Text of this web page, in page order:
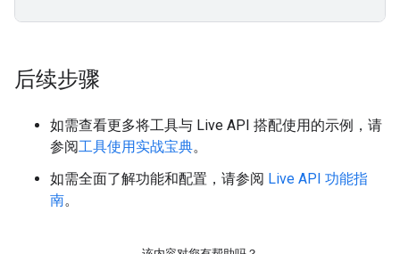
后续步骤
如需查看更多将工具与 Live API 搭配使用的示例，请
参阅工具使用实战宝典。
如需全面了解功能和配置，请参阅 Live API 功能指
南。